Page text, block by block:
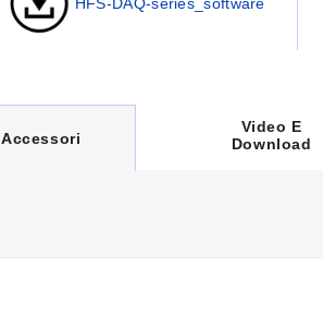
C
Accessori
Video E
Download